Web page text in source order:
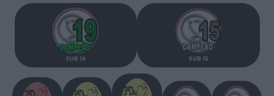
SUB 19 SUB 15